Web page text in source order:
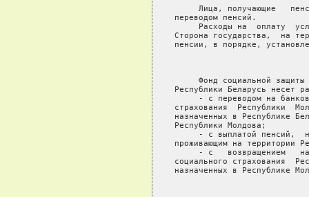
Лица, получающие
переводом пенсий.
Расходы на  оплату
Сторона государства,  на
пенсии, в порядке,
Фонд социальной
Республики Беларусь несет
- с переводом на
страхования  Республики
назначенных в Республике
Республики Молдова;
- с выплатой пенсий,
проживающим на территории
- с   возвращением
социального страхования
назначенных в Республике